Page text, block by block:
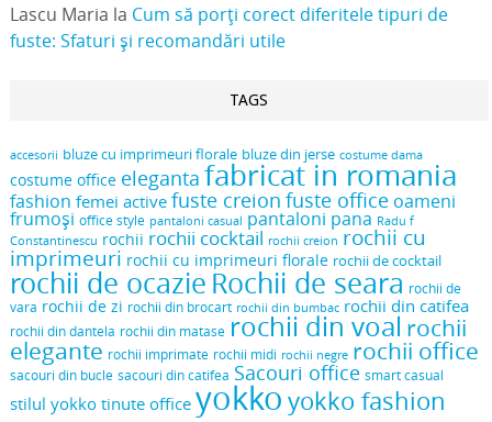
Lascu Maria la Cum să porți corect diferitele tipuri de
fuste: Sfaturi și recomandări utile
TAGS
accesorii bluze cu imprimeuri florale bluze din jerse costume dama
costume office eleganta fabricat in romania
fashion femei active fuste creion fuste office oameni
frumoși office style pantaloni casual pantaloni pana Radu f
Constantinescu rochii rochii cocktail rochii creion rochii cu
imprimeuri rochii cu imprimeuri florale rochii de cocktail
rochii de ocazie Rochii de seara rochii de
vara rochii de zi rochii din brocart rochii din bumbac rochii din catifea
rochii din dantela rochii din matase rochii din voal rochii
elegante rochii imprimate rochii midi rochii negre rochii office
sacouri din bucle sacouri din catifea Sacouri office smart casual
stilul yokko tinute office yokko yokko fashion